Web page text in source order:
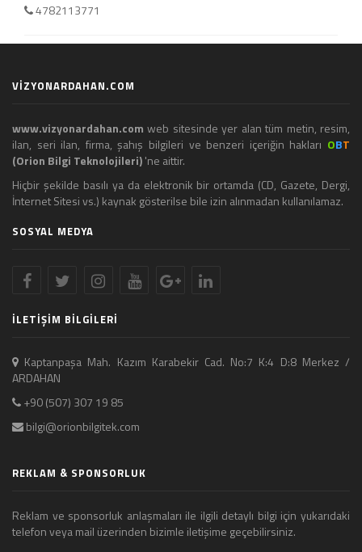
4782113771
VİZYONARDAHAN.COM
www.vizyonardahan.com web sitesinde yer alan tüm metin, resim,
ilan, seri ilan, firma, şahış bilgileri ve benzeri içeriğin hakları OBT
(Orion Bilgi Teknolojileri)'ne aittir.
Hiçbir şekilde basılı ya da elektronik bir ortamda (CD, Gazete, Dergi,
İnternet Sitesi vs.) kaynak gösterilse bile izin alınmadan kullanılamaz.
SOSYAL MEDYA
İLETİŞİM BİLGİLERİ
Kaptanpaşa Mah. Kazım Karabekir Cad. No:7 K:4 D:8 Merkez /
ARDAHAN
+90 (507) 307 19 85
bilgi@orionbilgitek.com
REKLAM & SPONSORLUK
Reklam ve sponsorluk anlaşmaları ile ilgili detaylı bilgi için yukarıdaki
telefon veya mail üzerinden bizimle iletişime geçebilirsiniz.